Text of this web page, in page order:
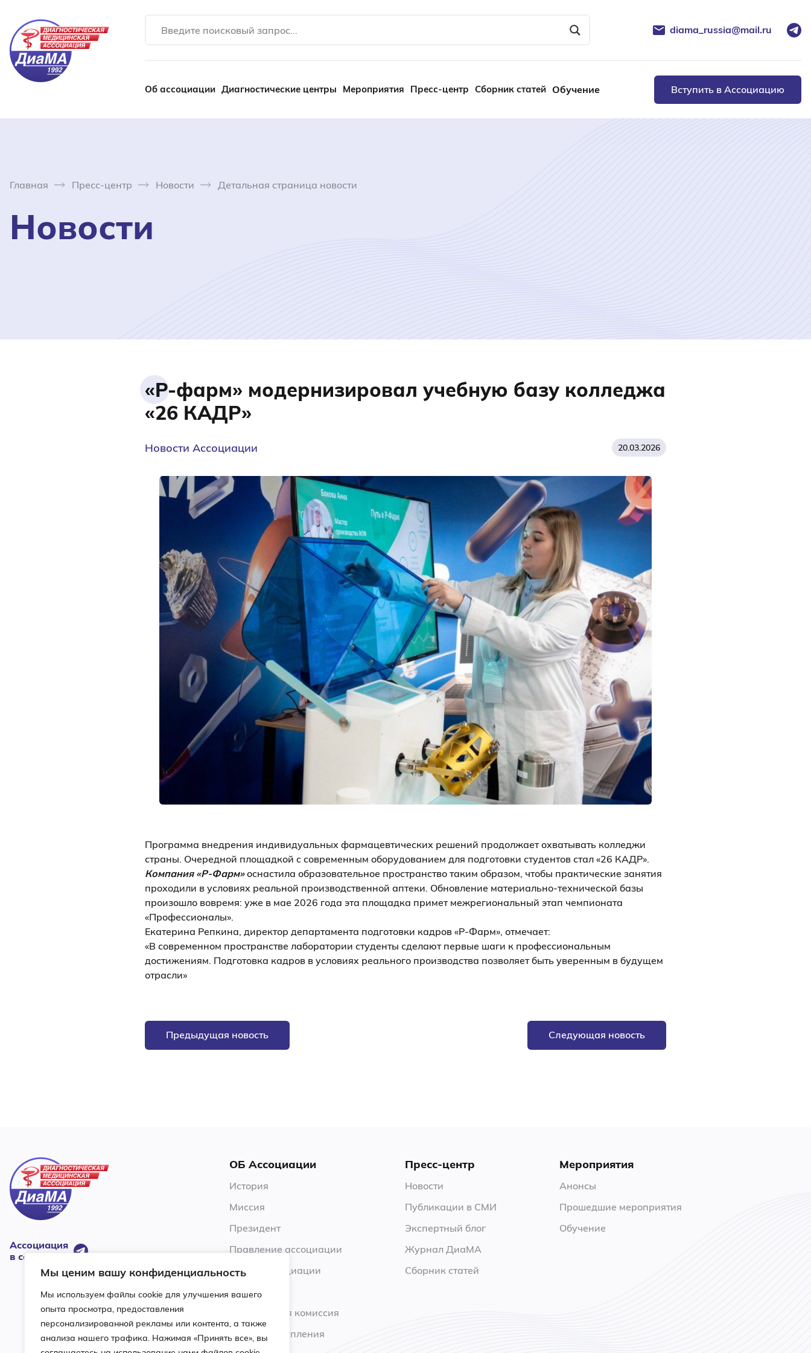
Мы ценим вашу конфиденциальность
Мы используем файлы cookie для улучшения вашего
опыта просмотра, предоставления
персонализированной рекламы или контента, а также
анализа нашего трафика. Нажимая «Принять все», вы
diama_russia@mail.ru
Об ассоциации Диагностические центры Мероприятия Пресс-центр Сборник статей Обучение Вступить в Ассоциацию
Главная Пресс-центр Новости Детальная страница новости
Новости
«Р-фарм» модернизировал учебную базу колледжа
«26 КАДР»
Новости Ассоциации 20.03.2026
Программа внедрения индивидуальных фармацевтических решений продолжает охватывать колледжи
страны. Очередной площадкой с современным оборудованием для подготовки студентов стал «26 КАДР».
Компания «Р-Фарм»оснастила образовательное пространство таким образом, чтобы практические занятия
проходили в условиях реальной производственной аптеки. Обновление материально-технической базы
произошло вовремя: уже в мае 2026 года эта площадка примет межрегиональный этап чемпионата
«Профессионалы».
Екатерина Репкина, директор департамента подготовки кадров «Р-Фарм», отмечает:
«В современном пространстве лаборатории студенты сделают первые шаги к профессиональным
достижениям. Подготовка кадров в условиях реального производства позволяет быть уверенным в будущем
отрасли»
Предыдущая новость Следующая новость
Ассоциация
в соцсетях:
ОБ Ассоциации
История
Миссия
Президент
Правление ассоциации
Члены Ассоциации
Устав
Ревизионная комиссия
Условия вступления
Пресс-центр
Новости
Публикации в СМИ
Экспертный блог
Журнал ДиаМА
Сборник статей
Мероприятия
Анонсы
Прошедшие мероприятия
Обучение